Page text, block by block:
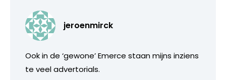
jeroenmirck
Ook in de ‘gewone’ Emerce staan mijns inziens
te veel advertorials.